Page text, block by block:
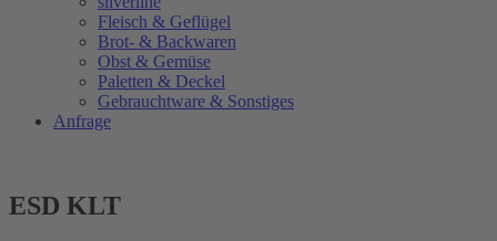
Fleisch & Geflügel
Brot- & Backwaren
Obst & Gemüse
Paletten & Deckel
Gebrauchtware & Sonstiges
Anfrage
ESD KLT